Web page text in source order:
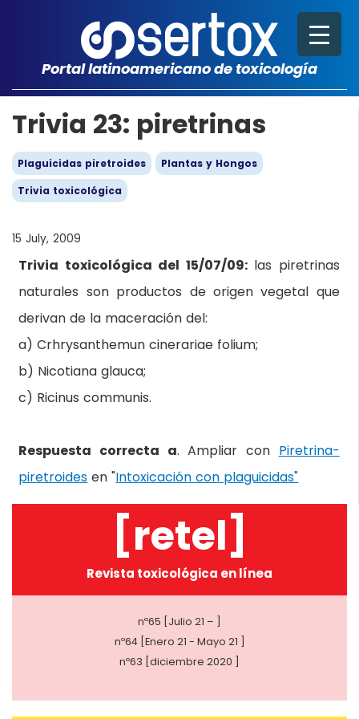
Portal latinoamericano de toxicología
Trivia 23: piretrinas
Plaguicidas piretroides
Plantas y Hongos
Trivia toxicológica
15 July, 2009
Trivia toxicológica del 15/07/09:las piretrinas
naturales son productos de origen vegetal que
derivan de la maceración del:
a) Crhrysanthemun cinerariae folium;
b) Nicotiana glauca;
c) Ricinus communis.
Respuesta correcta a. Ampliar con Piretrina-
piretroides en "Intoxicación con plaguicidas"
[retel]
Revista toxicológica en línea
nº65 [Julio 21 – ]
nº64 [Enero 21 - Mayo 21 ]
nº63 [diciembre 2020 ]